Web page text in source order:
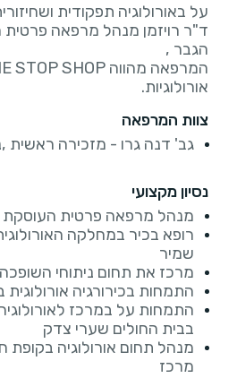
ד"ר רויזמן מנהל מרפאה
אורולוגיות.
צוות המרפאה
גב' דנה גרו - מזכירה ראשית
נסיון מקצועי
מנהל מרפאה פרטית העוסקת
רופא בכיר במחלקה
שמיר
מרכז את תחום ניתוחי
התמחות בכירורגיה
התמחות על במרכז
בבית החולים שערי צדק
מנהל תחום אורולוגיה בקופת
מרכז